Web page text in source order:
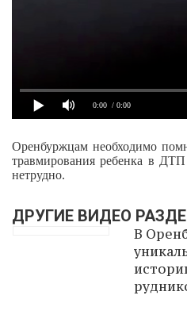
0:00 / 0:00
Оренбуржцам необходимо
травмирования ребенка в
нетрудно.
ДРУГИЕ ВИДЕО
В